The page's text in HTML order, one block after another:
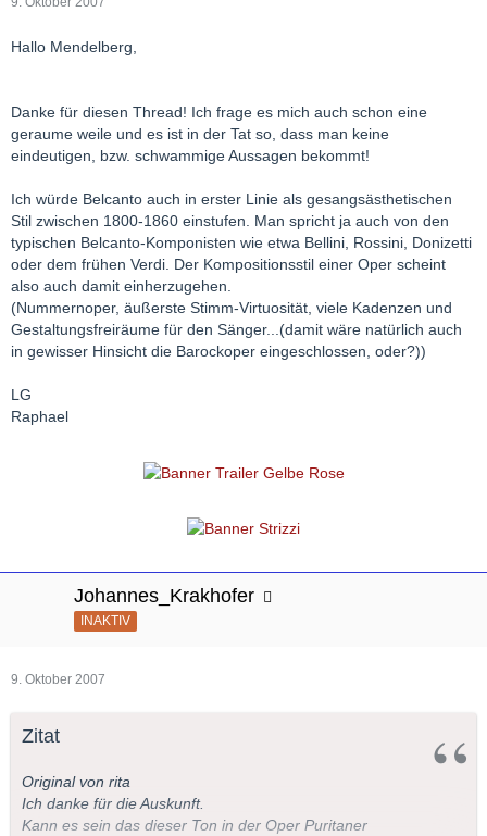
Hallo Mendelberg,
Danke für diesen Thread! Ich frage es mich auch schon eine
geraume weile und es ist in der Tat so, dass man keine
eindeutigen, bzw. schwammige Aussagen bekommt!
Ich würde Belcanto auch in erster Linie als gesangsästhetischen
Stil zwischen 1800-1860 einstufen. Man spricht ja auch von den
typischen Belcanto-Komponisten wie etwa Bellini, Rossini, Donizetti
oder dem frühen Verdi. Der Kompositionsstil einer Oper scheint
also auch damit einherzugehen.
(Nummernoper, äußerste Stimm-Virtuosität, viele Kadenzen und
Gestaltungsfreiräume für den Sänger...(damit wäre natürlich auch
in gewisser Hinsicht die Barockoper eingeschlossen, oder?))
LG
Raphael
Johannes_Krakhofer
INAKTIV
9. Oktober 2007
Zitat
Original von rita
Ich danke für die Auskunft.
Kann es sein das dieser Ton in der Oper Puritaner